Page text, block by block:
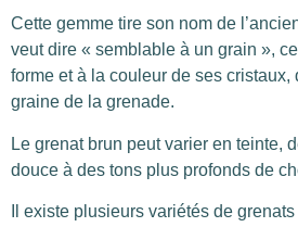
Cette gemme tire son nom de
veut dire « semblable à un grain »,
forme et à la couleur de ses cristaux,
graine de la grenade.
Le grenat brun peut varier en teinte,
douce à des tons plus profonds de
Il existe plusieurs variétés de